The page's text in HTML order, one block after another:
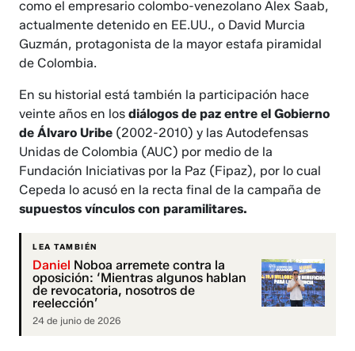
como el empresario colombo-venezolano Alex Saab,
actualmente detenido en EE.UU., o David Murcia
Guzmán, protagonista de la mayor estafa piramidal
de Colombia.
En su historial está también la participación hace
veinte años en losdiálogos de paz entre el Gobierno
de Álvaro Uribe (2002-2010) y las Autodefensas
Unidas de Colombia (AUC) por medio de la
Fundación Iniciativas por la Paz (Fipaz), por lo cual
Cepeda lo acusó en la recta final de la campaña de
supuestos vínculos con paramilitares.
LEA TAMBIÉN
Daniel Noboa arremete contra la
oposición: ‘Mientras algunos hablan
de revocatoria, nosotros de
reelección’
24 de junio de 2026